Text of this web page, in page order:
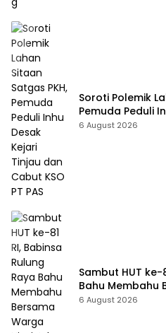
Soroti Polemik
Pemuda Peduli
Cabut KSO PT PAS
6 August 2026
Sambut HUT ke-
Bahu Membahu
Jalan Desa
6 August 2026